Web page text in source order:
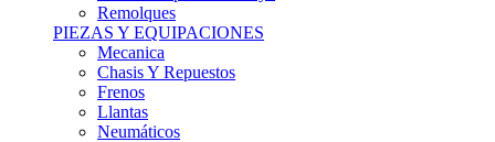
PIEZAS Y EQUIPACIONES
Mecanica
Chasis Y Repuestos
Frenos
Llantas
Neumáticos
Equipación Adultos